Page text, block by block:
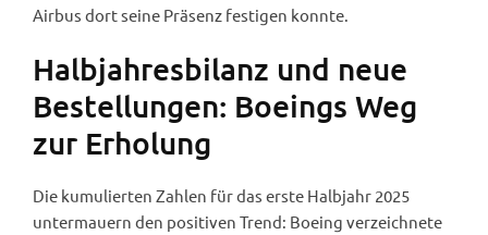
Airbus dort seine Präsenz festigen konnte.
Halbjahresbilanz und neue
Bestellungen: Boeings Weg
zur Erholung
Die kumulierten Zahlen für das erste Halbjahr 2025
untermauern den positiven Trend: Boeing verzeichnete